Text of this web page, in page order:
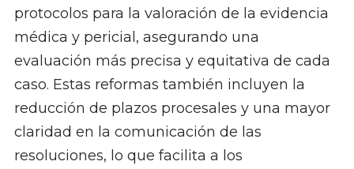
protocolos para la valoración de la evidencia
médica y pericial, asegurando una
evaluación más precisa y equitativa de cada
caso. Estas reformas también incluyen la
reducción de plazos procesales y una mayor
claridad en la comunicación de las
resoluciones, lo que facilita a los